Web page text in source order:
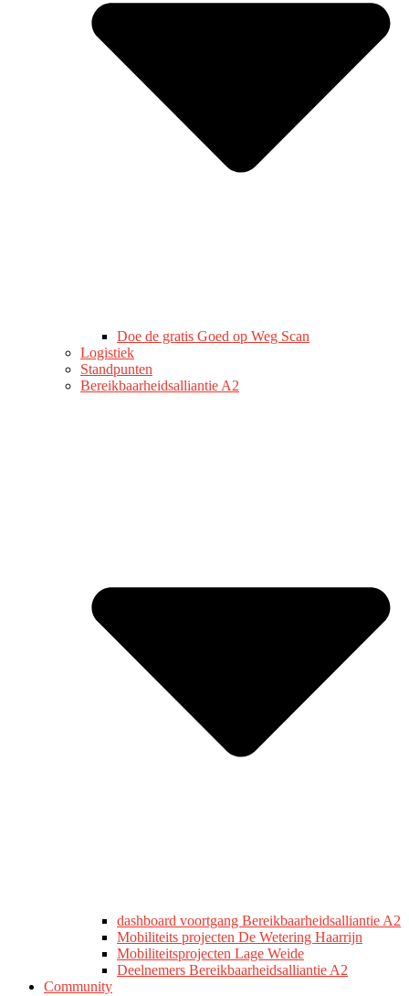
Doe de gratis Goed op Weg Scan
Logistiek
Standpunten
Bereikbaarheidsalliantie A2
dashboard voortgang Bereikbaarheidsalliantie A2
Mobiliteits projecten De Wetering Haarrijn
Mobiliteitsprojecten Lage Weide
Deelnemers Bereikbaarheidsalliantie A2
Community